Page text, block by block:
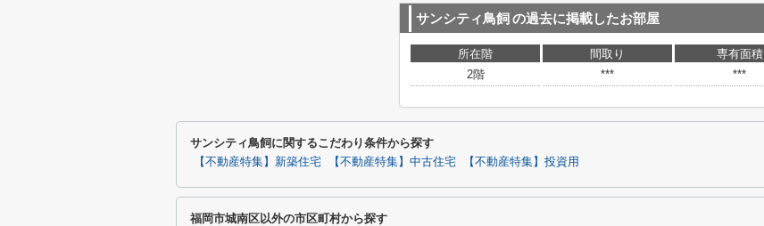
サンシティ鳥飼 の過去に掲載したお部屋
所在階 間取り 専有面積
2階
*** ***
サンシティ鳥飼に関するこだわり条件から探す
【不動産特集】新築住宅 【不動産特集】中古住宅 【不動産特集】投資用
福岡市城南区以外の市区町村から探す